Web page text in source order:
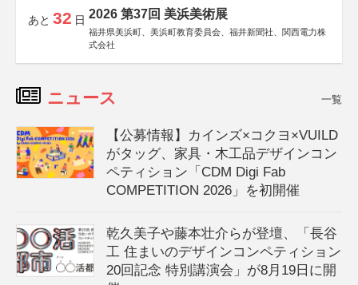
あと 32 日 2026 第37回 美浜美術展
福井県美浜町、美浜町教育委員会、福井新聞社、関西電力株
式会社
ニュース 一覧
【公募情報】カインズ×コクヨ×VUILD
がタッグ、家具・木工品デザインコン
ペティション「CDM Digi Fab
COMPETITION 2026」を初開催
乾久美子や藤本壮介らが登壇、「長谷
工 住まいのデザインコンペティション
20回記念 特別講演会」が8月19日に開